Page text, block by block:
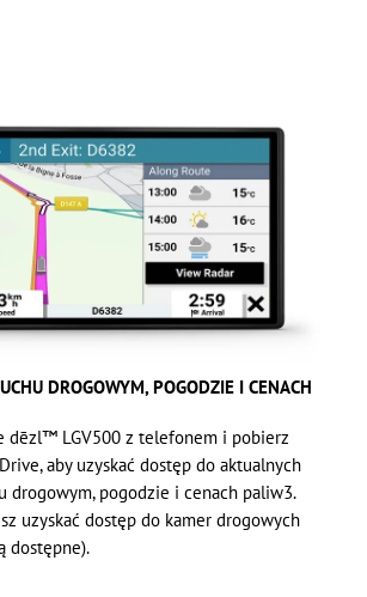
DROGOWYM, POGODZIE I CENACH
dēzl™ LGV500 z telefonem i pobierz
aby uzyskać dostęp do aktualnych
drogowym, pogodzie i cenach paliw3.
uzyskać dostęp do kamer drogowych
dostępne).